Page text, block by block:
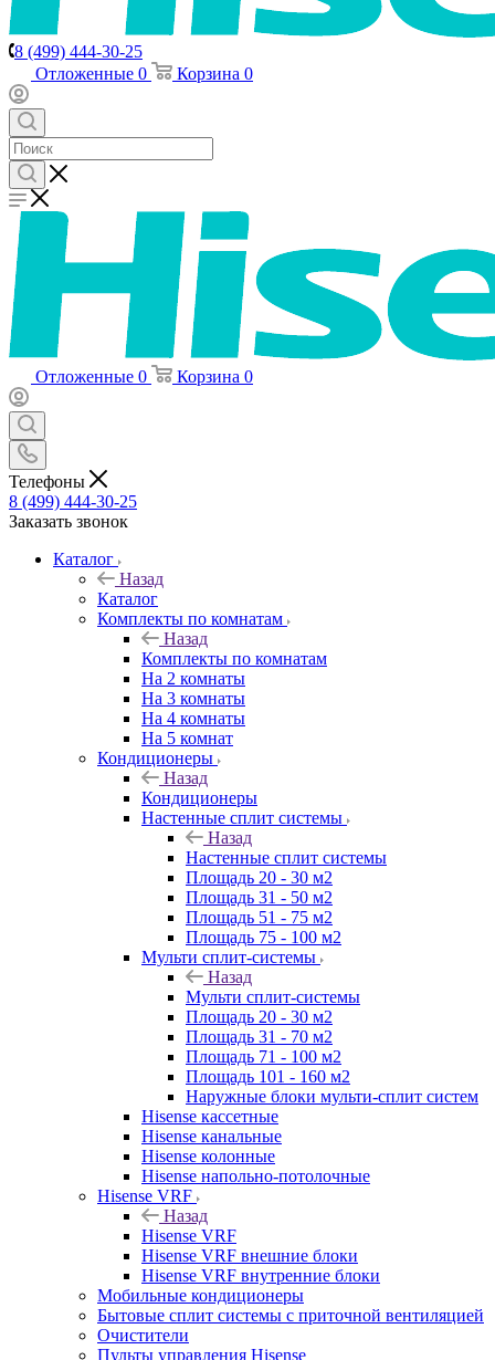
8 (499) 444-30-25
Отложенные 0 Корзина 0
Отложенные 0 Корзина 0
Телефоны
8 (499) 444-30-25
Заказать звонок
Каталог
Назад
Каталог
Комплекты по комнатам
Назад
Комплекты по комнатам
На 2 комнаты
На 3 комнаты
На 4 комнаты
На 5 комнат
Кондиционеры
Назад
Кондиционеры
Настенные сплит системы
Назад
Настенные сплит системы
Площадь 20 - 30 м2
Площадь 31 - 50 м2
Площадь 51 - 75 м2
Площадь 75 - 100 м2
Мульти сплит-системы
Назад
Мульти сплит-системы
Площадь 20 - 30 м2
Площадь 31 - 70 м2
Площадь 71 - 100 м2
Площадь 101 - 160 м2
Наружные блоки мульти-сплит систем
Hisense кассетные
Hisense канальные
Hisense колонные
Hisense напольно-потолочные
Hisense VRF
Назад
Hisense VRF
Hisense VRF внешние блоки
Hisense VRF внутренние блоки
Мобильные кондиционеры
Бытовые сплит системы с приточной вентиляцией
Очистители
Пульты управления Hisense